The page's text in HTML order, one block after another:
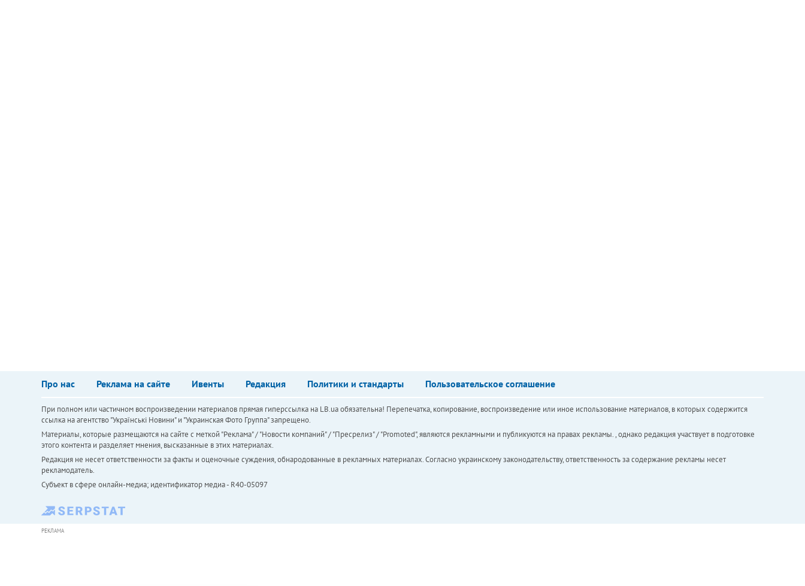
Про нас Реклама на сайте Ивенты Редакция Политики и стандарты Пользовательское соглашение
При полном или частичном воспроизведении материалов прямая гиперссылка на LB.ua обязательна! Перепечатка, копирование, воспроизведение или иное использование материалов, в которых содержится
ссылка на агентство "Українськi Новини" и "Украинская Фото Группа" запрещено.
Материалы, которые размещаются на сайте с меткой "Реклама" / "Новости компаний" / "Пресрелиз" / "Promoted", являются рекламными и публикуются на правах рекламы. , однако редакция участвует в подготовке
этого контента и разделяет мнения, высказанные в этих материалах.
Редакция не несет ответственности за факты и оценочные суждения, обнародованные в рекламных материалах. Согласно украинскому законодательству, ответственность за содержание рекламы несет
рекламодатель.
Субъект в сфере онлайн-медиа; идентификатор медиа - R40-05097
РЕКЛАМА